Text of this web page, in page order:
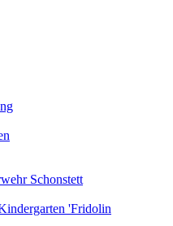
Schonstett
'Fridolin